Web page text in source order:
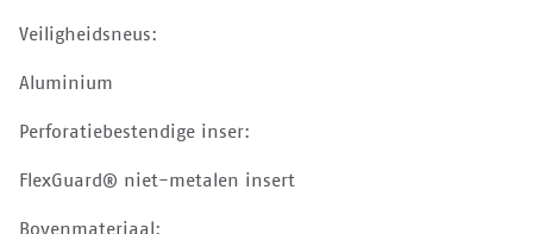
Veiligheidsneus:
Aluminium
Perforatiebestendige inser:
FlexGuard® niet-metalen insert
Bovenmateriaal: